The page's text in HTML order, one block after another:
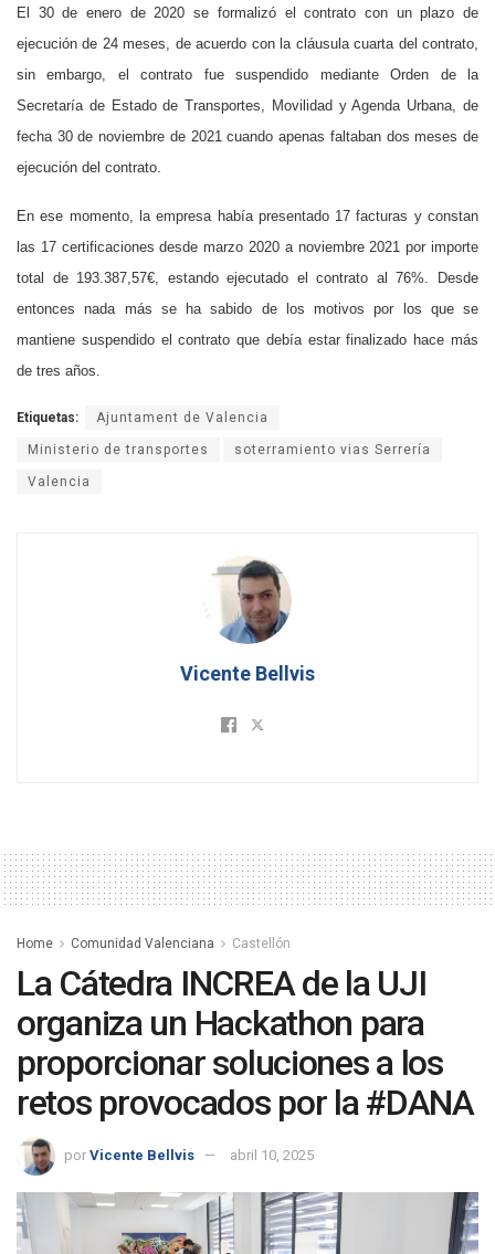
El 30 de enero de 2020 se formalizó el contrato con un plazo de
ejecución de 24 meses, de acuerdo con la cláusula cuarta del contrato,
sin embargo, el contrato fue suspendido mediante Orden de la
Secretaría de Estado de Transportes, Movilidad y Agenda Urbana, de
fecha 30 de noviembre de 2021 cuando apenas faltaban dos meses de
ejecución del contrato.
En ese momento, la empresa había presentado 17 facturas y constan
las 17 certificaciones desde marzo 2020 a noviembre 2021 por importe
total de 193.387,57€, estando ejecutado el contrato al 76%.
Desde
entonces nada más se ha sabido de los motivos por los que se
mantiene suspendido el contrato que debía estar finalizado hace más
de tres años.
Etiquetas: Ajuntament de Valencia
Ministerio de transportes soterramiento vias Serrería
Valencia
Vicente Bellvis
Home Comunidad Valenciana Castellón
La Cátedra INCREA de la UJI
organiza un Hackathon para
proporcionar soluciones a los
retos provocados por la #DANA
por Vicente Bellvis abril 10, 2025